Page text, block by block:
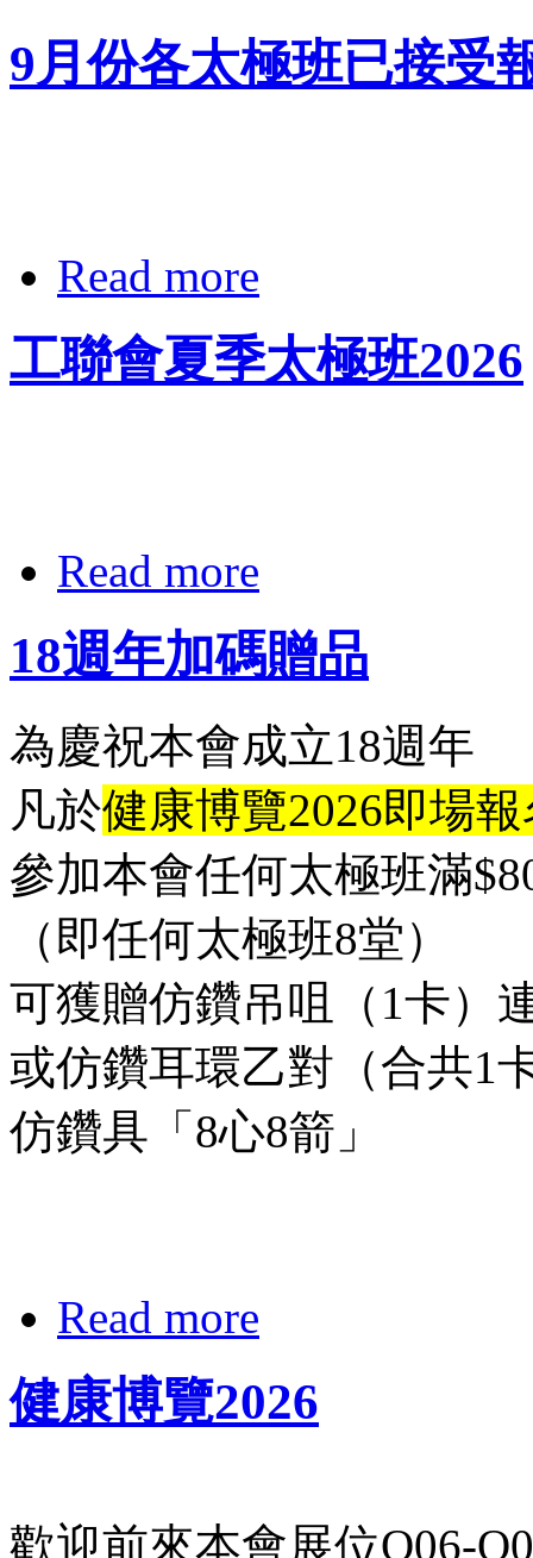
9月份各太極班已接受
Read more
工聯會夏季太極班2026
Read more
18週年加碼贈品
為慶祝本會成立18週年
凡於健康博覽2026即場
參加本會任何太極班滿
（即任何太極班8堂）
可獲贈仿鑽吊咀（1卡）
或仿鑽耳環乙對（合共1
仿鑽具「8心8箭」
Read more
健康博覽2026
歡迎前來本會展位Q06-